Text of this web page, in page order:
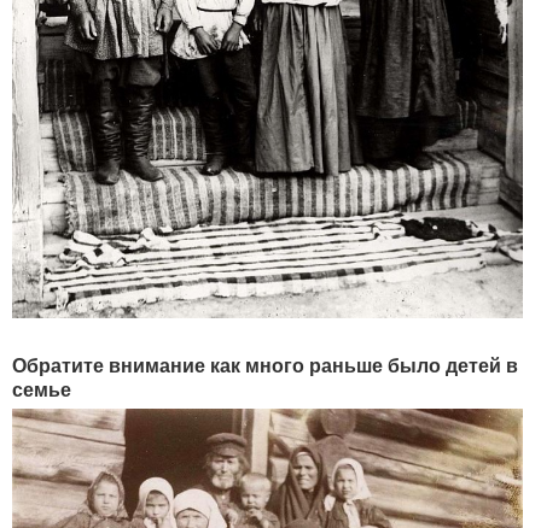
Обратите внимание как много раньше было детей в
семье